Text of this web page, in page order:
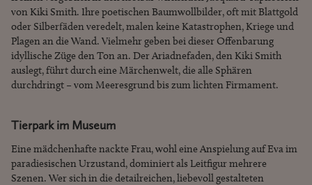
von Kiki Smith. Ihre poetischen Baumwollbilder, oft mit Blattgold
oder Silberfäden veredelt, malen keine Katastrophen, Kriege und
Plagen an die Wand. Vielmehr geben bei dieser Offenbarung
idyllische Züge den Ton an. Der Ariadnefaden, den Kiki Smith
auslegt, führt durch eine Märchenwelt, die alle Sphären
durchdringt – vom Meeresgrund bis zum lichten Firmament.
Tierpark im Museum
Eine mädchenhafte nackte Frau, wohl eine Anspielung auf Eva im
paradiesischen Urzustand, dominiert als Leitfigur mehrere
Szenen. Wer sich in die detailreichen, liebevoll gestalteten